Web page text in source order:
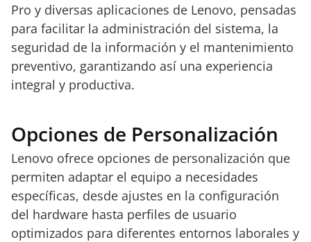
Pro y diversas aplicaciones de Lenovo, pensadas
para facilitar la administración del sistema, la
seguridad de la información y el mantenimiento
preventivo, garantizando así una experiencia
integral y productiva.
Opciones de Personalización
Lenovo ofrece opciones de personalización que
permiten adaptar el equipo a necesidades
específicas, desde ajustes en la configuración
del hardware hasta perfiles de usuario
optimizados para diferentes entornos laborales y